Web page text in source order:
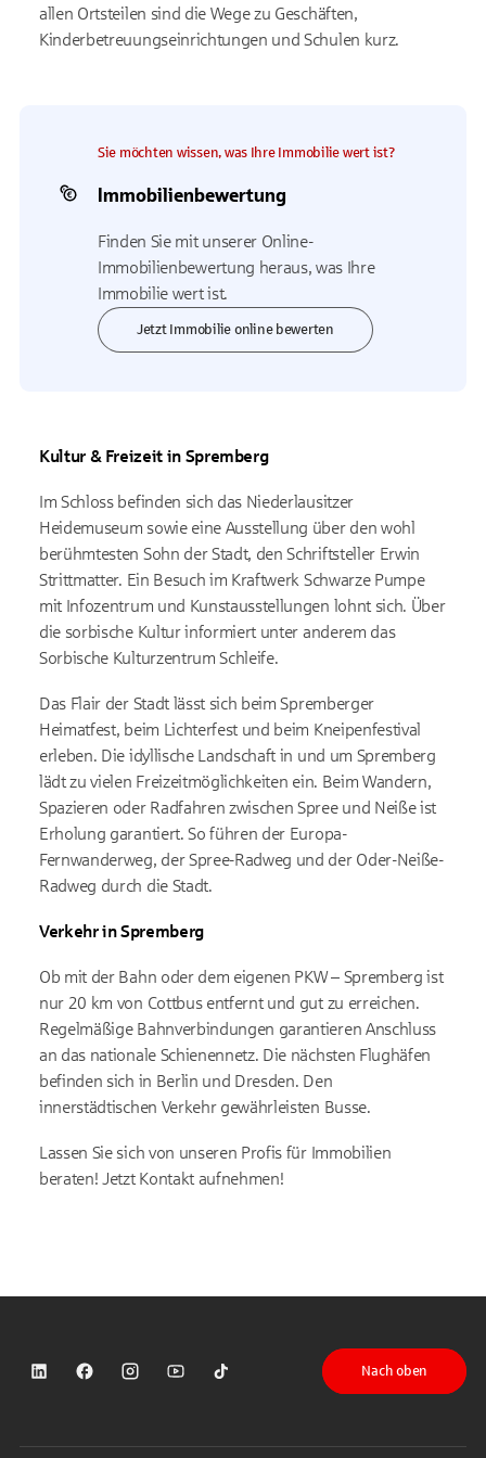
allen Ortsteilen sind die Wege zu Geschäften,
Kinderbetreuungseinrichtungen und Schulen kurz.
Sie möchten wissen, was Ihre Immobilie wert ist?
Immobilienbewertung
Finden Sie mit unserer Online-
Immobilienbewertung heraus, was Ihre
Immobilie wert ist.
Jetzt Immobilie online bewerten
Kultur & Freizeit in Spremberg
Im Schloss befinden sich das Niederlausitzer
Heidemuseum sowie eine Ausstellung über den wohl
berühmtesten Sohn der Stadt, den Schriftsteller Erwin
Strittmatter. Ein Besuch im Kraftwerk Schwarze Pumpe
mit Infozentrum und Kunstausstellungen lohnt sich. Über
die sorbische Kultur informiert unter anderem das
Sorbische Kulturzentrum Schleife.
Das Flair der Stadt lässt sich beim Spremberger
Heimatfest, beim Lichterfest und beim Kneipenfestival
erleben. Die idyllische Landschaft in und um Spremberg
lädt zu vielen Freizeitmöglichkeiten ein. Beim Wandern,
Spazieren oder Radfahren zwischen Spree und Neiße ist
Erholung garantiert. So führen der Europa-
Fernwanderweg, der Spree-Radweg und der Oder-Neiße-
Radweg durch die Stadt.
Verkehr in Spremberg
Ob mit der Bahn oder dem eigenen PKW – Spremberg ist
nur 20 km von Cottbus entfernt und gut zu erreichen.
Regelmäßige Bahnverbindungen garantieren Anschluss
an das nationale Schienennetz. Die nächsten Flughäfen
befinden sich in Berlin und Dresden. Den
innerstädtischen Verkehr gewährleisten Busse.
Lassen Sie sich von unseren Profis für Immobilien
beraten! Jetzt Kontakt aufnehmen!
Sparkasse auf LinkedIn
Sparkasse auf Facebook
Sparkasse auf Instagram
Sparkasse auf YouTube
Sparkasse auf TikTok
Nach oben